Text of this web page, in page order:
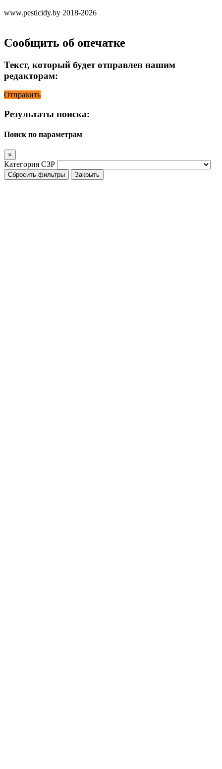
www.pesticidy.by 2018-2026
Сообщить об опечатке
Текст, который будет отправлен нашим
редакторам:
Отправить
Результаты поиска:
Поиск по параметрам
×
Категория СЗР
Сбросить фильтры Закрыть